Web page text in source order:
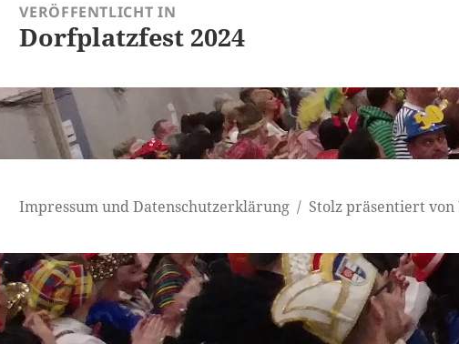
VERÖFFENTLICHT IN
Dorfplatzfest 2024
Impressum und Datenschutzerklärung Stolz präsentiert von